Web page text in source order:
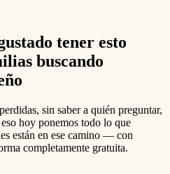
tener esto
buscando
sin saber a quién preguntar,
hoy ponemos todo lo que
están en ese camino — con
completamente gratuita.